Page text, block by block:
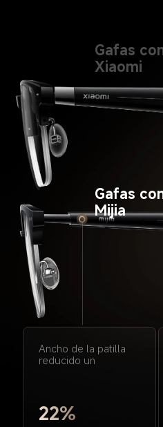
Gafas
Xiaomi
Gafas
Mijia
Ancho de la patilla
reducido un
22%